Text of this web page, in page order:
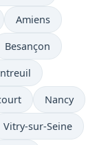
Amiens
Besançon
Nancy
Vitry-sur-Seine